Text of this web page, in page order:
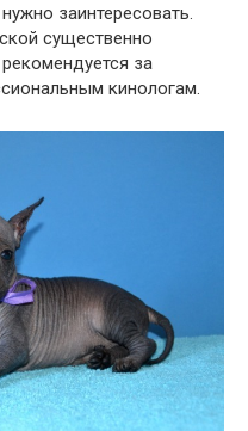
заинтересовать.
существенно
за
кинологам.